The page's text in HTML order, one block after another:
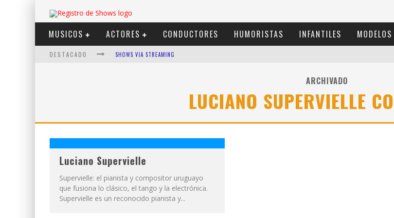
MUSICOS ACTORES CONDUCTORES HUMORISTAS INFANTILES MODELOS
DESTACADO SHOWS VIA STREAMING
VI EM
ARCHIVADO
LUCIANO SUPERVIELLE
Luciano Supervielle
Supervielle: el pianista y compositor uruguayo
que fusiona lo clásico, el tango y la electrónica.
Supervielle es un reconocido pianista y...